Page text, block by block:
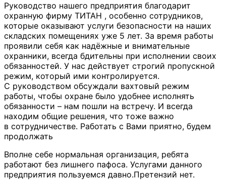
Руководство нашего предприятия благодарит
охранную фирму ТИТАН , особенно сотрудников,
которые оказывают услуги безопасности на наших
складских помещениях уже 5 лет. За время работы
проявили себя как надёжные и внимательные
охранники, всегда бдительны при исполнении своих
обязанностей. У нас действует строгий пропускной
режим, который ими контролируется.
С руководством обсуждали вахтовый режим
работы, чтобы охране было удобнее исполнять
обязанности – нам пошли на встречу. И всегда
находим общие решения, что тоже важно
в сотрудничестве. Работать с Вами приятно, будем
продолжать
Вполне себе нормальная организация, ребята
работают без лишнего пафоса. Услугами данного
предприятия пользуемся давно.Претензий нет.